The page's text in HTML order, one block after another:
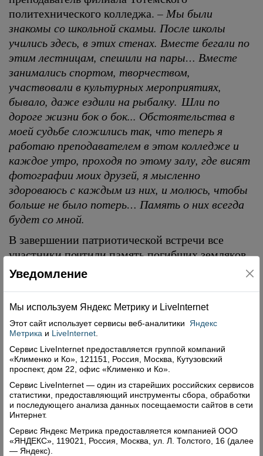
политехнического колледжа. – Мы были
знакомы со школьной скамьи. После школы
учились здесь, в этих стенах. Вместе бегали по
этим лестницам, спешили на пары… Вместе
занимались спортом, творчеством,
участвовали в культурных мероприятиях,
бывало, даже ездили на рыбалку. Шли по
дороге жизни бок о бок... Обстоятельства в
моей судьбе сложились так, что теперь я
работаю преподавателем в этом колледже и
каждое утро, проходя по этому залу, где висят
фотографии моих друзей, я мысленно
здороваюсь с каждым из них, и молюсь, чтобы
больше не было потерь… Память о них всегда
будет со мной.
В завершении патриотической встречи все
участники почтили память погибших земляков
минутой молчания и возложили цветы к
мемориальным доскам.
Уведомление
Мы используем Яндекс Метрику и Livelnternet
Этот сайт использует сервисы веб-аналитики
Яндекс
Метрика и LiveInternet
Сервис LiveInternet предоставляется группой компаний
«Клименко и Ко», 121151, Россия, Москва, Кутузовский
проспект, дом 22, офис «Клименко и Ко».
Сервис LiveInternet — один из старейших российских сервисов
статистики, предоставляющий инструменты сбора, обработки
и последующего анализа данных посещаемости сайтов в сети
Интернет.
Сервис Яндекс Метрика предоставляется компанией ООО
«ЯНДЕКС», 119021, Россия, Москва, ул. Л. Толстого, 16 (далее
— Яндекс).